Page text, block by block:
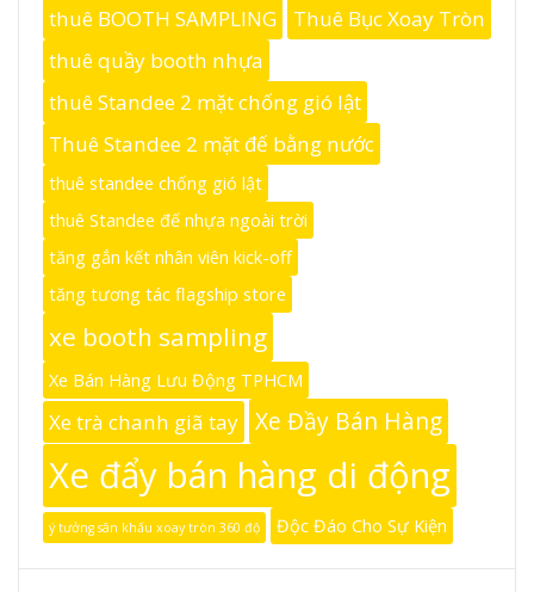
thuê BOOTH SAMPLING
Thuê Bục Xoay Tròn
thuê quầy booth nhựa
thuê Standee 2 mặt chống gió lật
Thuê Standee 2 mặt đế bằng nước
thuê standee chống gió lật
thuê Standee đế nhựa ngoài trời
tăng gắn kết nhân viên kick-off
tăng tương tác flagship store
xe booth sampling
Xe Bán Hàng Lưu Động TPHCM
Xe trà chanh giã tay Xe Đầy Bán Hàng
Xe đẩy bán hàng di động
ý tưởng sân khấu xoay tròn 360 độ Độc Đáo Cho Sự Kiện